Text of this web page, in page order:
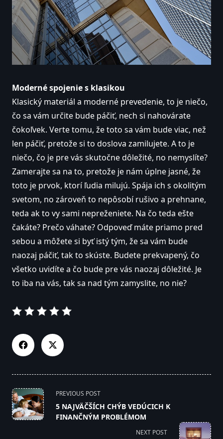
Moderné spojenie s klasikou
Klasický materiál a moderné prevedenie, to je niečo,
čo sa vám určite bude páčiť, nech si nahovárate
čokoľvek. Verte tomu, že toto sa vám bude viac, než
len páčiť, pretože si to doslova zamilujete. A to je
niečo, čo je pre vás skutočne dôležité, no nemyslíte?
Zamerajte sa na to, pretože je nám úplne jasné, že
toto je prvok, ktorí ľudia milujú. Spája ich s okolitým
svetom, no zároveň to nepôsobí rušivo a prehnane,
teda ak to vy sami nepreženiete. Na čo teda ešte
čakáte? Prečo váhate? Odpoveď máte priamo pred
sebou a môžete si byť istý tým, že sa vám bude
naozaj páčiť, tak to skúste. Budete prekvapený, čo
všetko uvidíte a čo bude pre vás naozaj dôležité. Je
to iba na vás, tak sa nad tým zamyslite, no nie?
<span
class="nav-
subtitle
PREVIOUS POST
5 NAJVÄČŠÍCH CHÝB VEDÚCICH K
FINANČNÝM PROBLÉMOM
NEXT POST